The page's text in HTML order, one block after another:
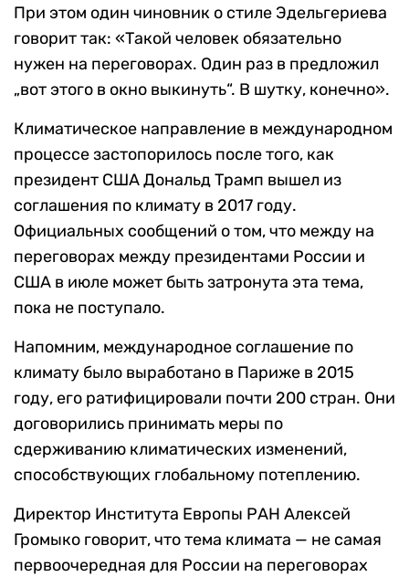
При этом один чиновник о стиле Эдельгериева
говорит так: «Такой человек обязательно
нужен на переговорах. Один раз в предложил
„вот этого в окно выкинуть“. В шутку, конечно».
Климатическое направление в международном
процессе застопорилось после того, как
президент США Дональд Трамп вышел из
соглашения по климату в 2017 году.
Официальных сообщений о том, что между на
переговорах между президентами России и
США в июле может быть затронута эта тема,
пока не поступало.
Напомним, международное соглашение по
климату было выработано в Париже в 2015
году, его ратифицировали почти 200 стран. Они
договорились принимать меры по
сдерживанию климатических изменений,
способствующих глобальному потеплению.
Директор Института Европы РАН Алексей
Громыко говорит, что тема климата — не самая
первоочередная для России на переговорах